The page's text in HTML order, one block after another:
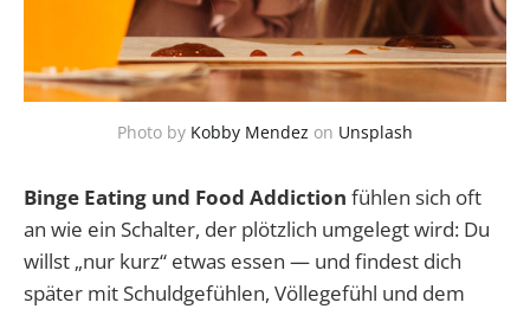
Photo by Kobby Mendez on Unsplash
Binge Eating und Food Addiction fühlen sich oft
an wie ein Schalter, der plötzlich umgelegt wird: Du
willst „nur kurz“ etwas essen — und findest dich
später mit Schuldgefühlen, Völlegefühl und dem